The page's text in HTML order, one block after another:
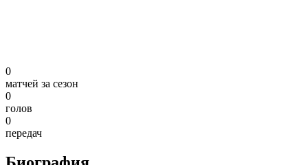
0
матчей за сезон
0
голов
0
передач